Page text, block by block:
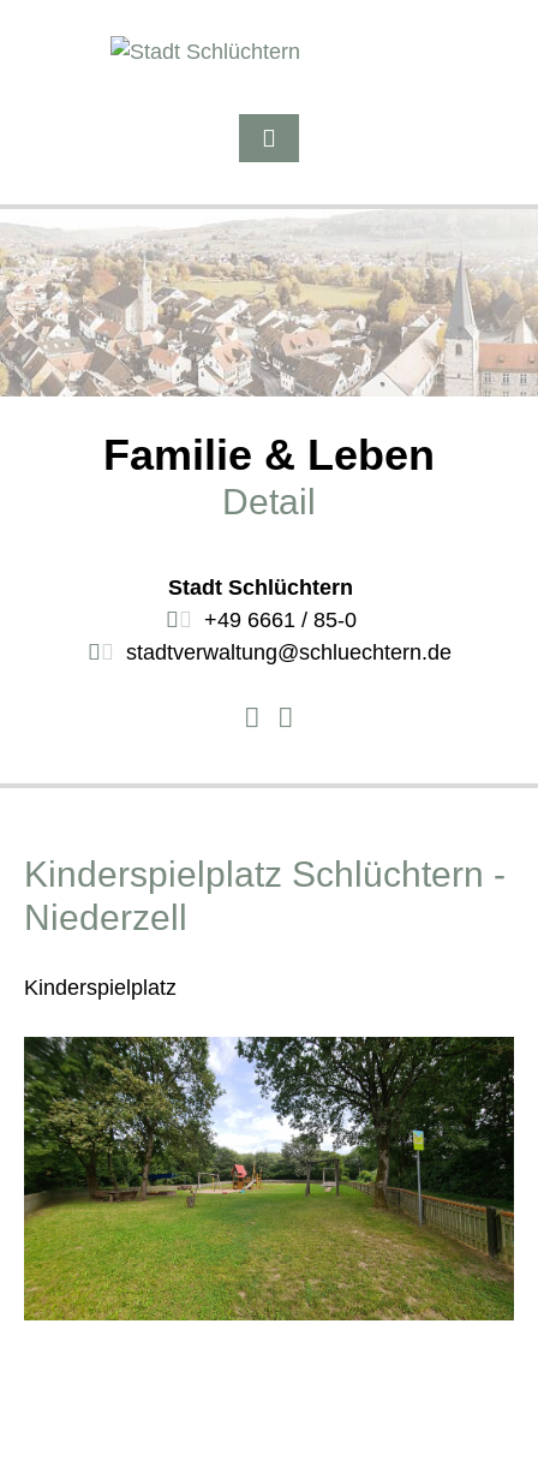
Familie & Leben
Detail
Stadt Schlüchtern
+49 6661 / 85-0
stadtverwaltung@schluechtern.de
Kinderspielplatz Schlüchtern -
Niederzell
Kinderspielplatz